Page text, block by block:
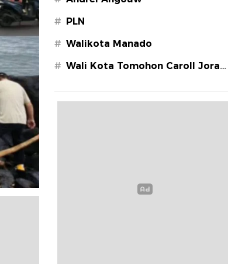
# PLN
# Walikota Manado
# Wali Kota Tomohon Caroll Joram